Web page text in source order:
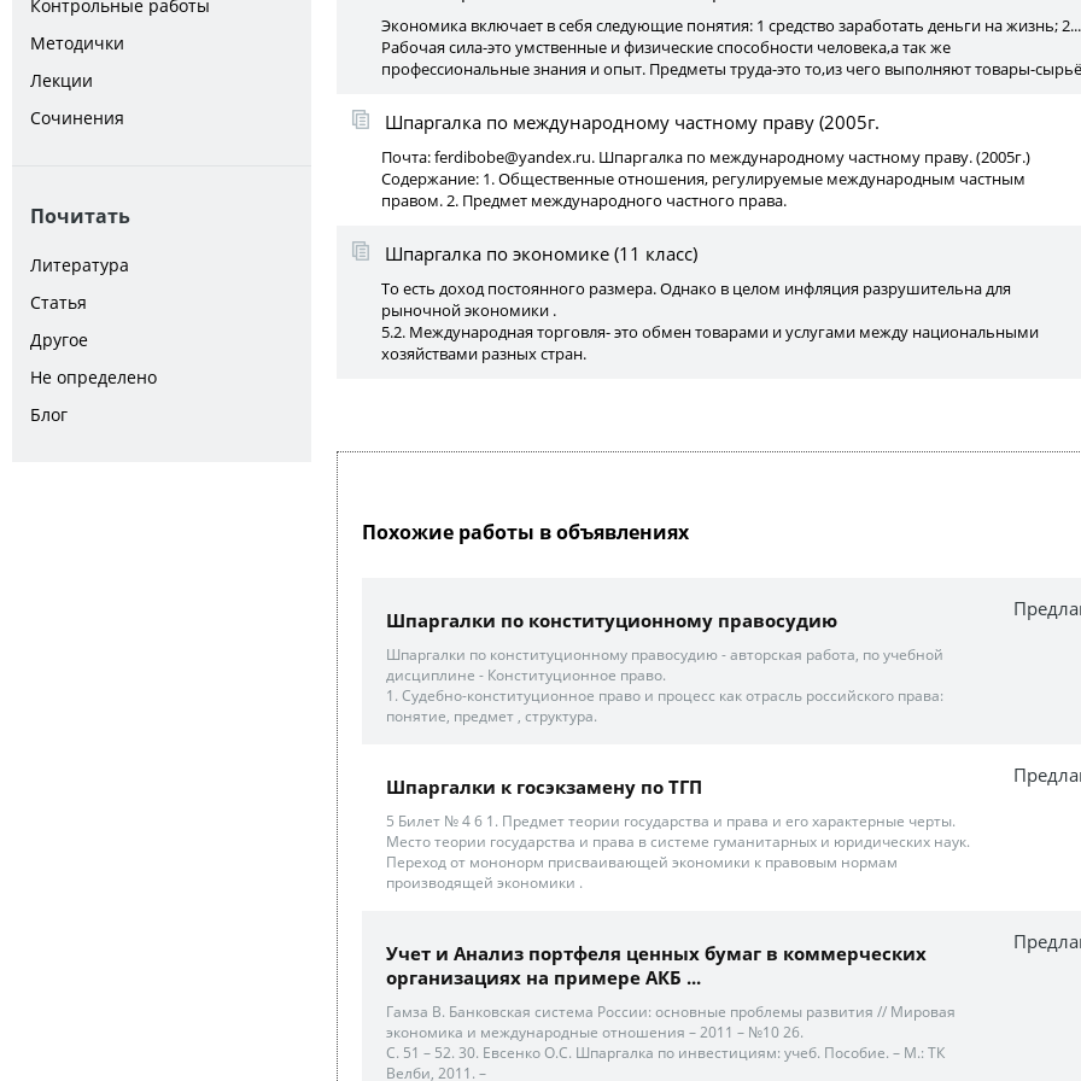
Контрольные работы
Методички
Лекции
Сочинения
Почитать
Литература
Статья
Другое
Не определено
Блог
Экономика включает в себя следующие понятия: 1 средство заработать деньги на жизнь; 2...
Рабочая сила-это умственные и физические способности человека,а так же
профессиональные знания и опыт. Предметы труда-это то,из чего выполняют товары-
Шпаргалка по международному частному праву (2005г.
Почта: ferdibobe@yandex.ru. Шпаргалка по международному частному праву. (2005г.)
Содержание: 1. Общественные отношения, регулируемые международным частным
правом. 2. Предмет международного частного права.
Шпаргалка по экономике (11 класс)
То есть доход постоянного размера. Однако в целом инфляция разрушительна для
рыночной экономики .
5.2. Международная торговля- это обмен товарами и услугами между национальными
хозяйствами разных стран.
Похожие работы в объявлениях
Шпаргалки по конституционному правосудию
Шпаргалки по конституционному правосудию - авторская работа, по учебной
дисциплине - Конституционное право.
1. Судебно-конституционное право и процесс как отрасль российского права:
понятие, предмет , структура.
Шпаргалки к госэкзамену по ТГП
5 Билет № 4 6 1. Предмет теории государства и права и его характерные черты.
Место теории государства и права в системе гуманитарных и юридических наук.
Переход от мононорм присваивающей экономики к правовым нормам
производящей экономики .
Учет и Анализ портфеля ценных бумаг в коммерческих
организациях на примере АКБ ...
Гамза В. Банковская система России: основные проблемы развития // Мировая
экономика и международные отношения – 2011 – №10 26.
С. 51 – 52. 30. Евсенко О.С. Шпаргалка по инвестициям: учеб. Пособие. – М.: ТК
Велби, 2011. –